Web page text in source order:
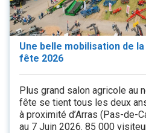
Une belle mobilisation de
fête 2026
Plus grand salon agricole au
fête se tient tous les deux
à proximité d’Arras (Pas-de-
au 7 Juin 2026. 85 000